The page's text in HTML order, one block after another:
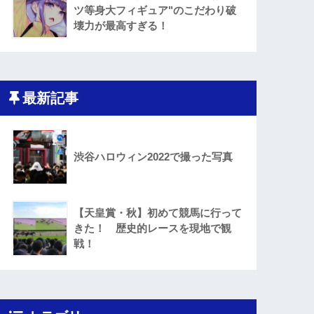
ツ等身大フィギュア"のこだわり破
壊力が最高すぎる！
最新記事
渋谷ハロウィン2022で撮った写真
【天皇賞・秋】初めて競馬に行って
きた！ 歴史的レースを現地で観
戦！